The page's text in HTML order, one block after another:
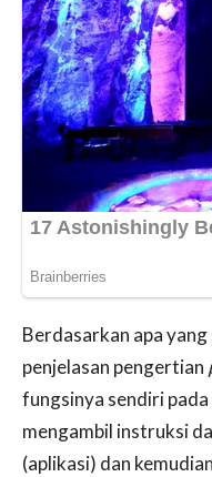
Berdasarkan apa
penjelasan pengertian
fungsinya sendiri
mengambil instruksi
(aplikasi) dan